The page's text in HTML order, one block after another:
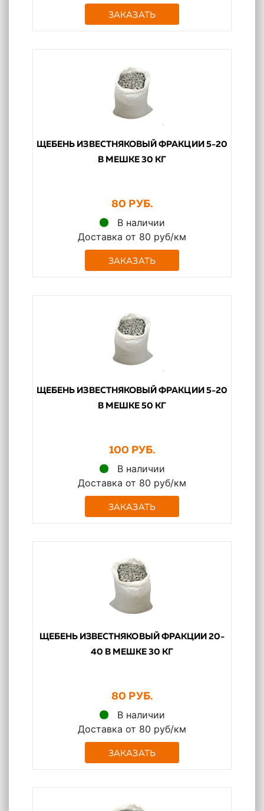
ЗАКАЗАТЬ
ЩЕБЕНЬ ИЗВЕСТНЯКОВЫЙ ФРАКЦИИ 5-20
В МЕШКЕ 30 КГ
80 РУБ.
В наличии
Доставка от 80 руб/км
ЗАКАЗАТЬ
ЩЕБЕНЬ ИЗВЕСТНЯКОВЫЙ ФРАКЦИИ 5-20
В МЕШКЕ 50 КГ
100 РУБ.
В наличии
Доставка от 80 руб/км
ЗАКАЗАТЬ
ЩЕБЕНЬ ИЗВЕСТНЯКОВЫЙ ФРАКЦИИ 20-
40 В МЕШКЕ 30 КГ
80 РУБ.
В наличии
Доставка от 80 руб/км
ЗАКАЗАТЬ